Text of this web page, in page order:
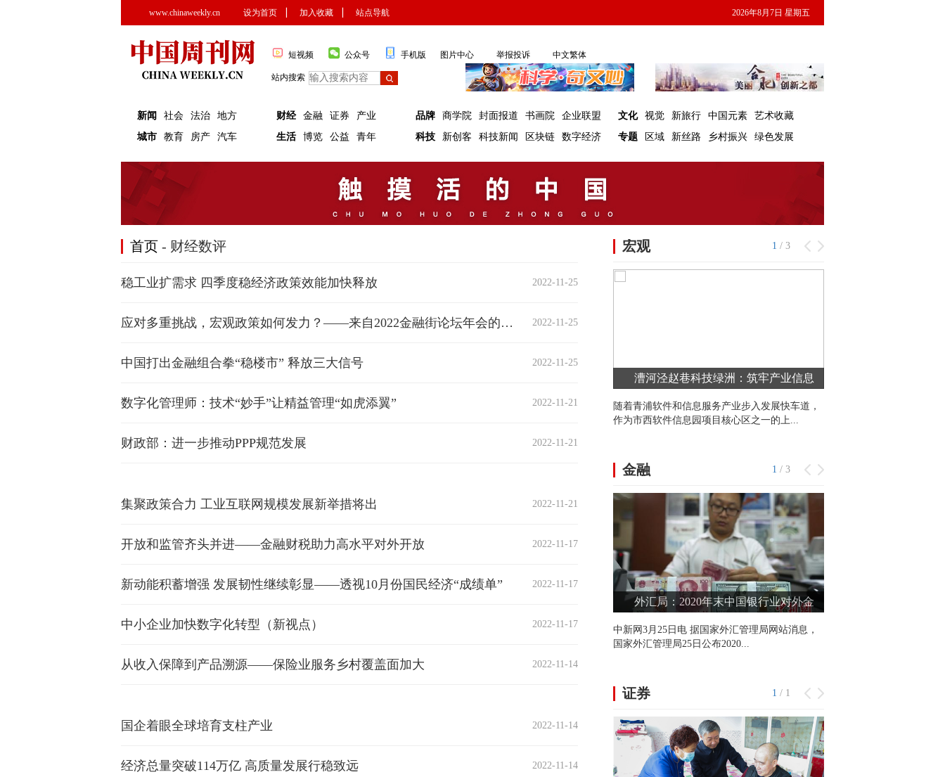
www.chinaweekly.cn 设为首页 加入收藏 站点导航 2026年8月7日 星期五
短视频 公众号 手机版 图片中心 举报投诉 中文繁体
站内搜索
新闻 社会 法治
地方
城市
教育 房产 汽车
财经 金融 证券
产业
生活
博览 公益 青年
品牌 商学院 封面报道 书画院
企业联盟
科技
新创客 科技新闻 区块链 数字经济
文化 视觉 新旅行 中国元素
艺术收藏
专题
区域 新丝路 乡村振兴 绿色发展
首页 - 财经数评
稳工业扩需求 四季度稳经济政策效能加快释放 2022-11-25
应对多重挑战，宏观政策如何发力？——来自2022金融街论坛年会的观察 2022-11-25
中国打出金融组合拳“稳楼市” 释放三大信号 2022-11-25
数字化管理师：技术“妙手”让精益管理“如虎添翼” 2022-11-21
财政部：进一步推动PPP规范发展 2022-11-21
集聚政策合力 工业互联网规模发展新举措将出 2022-11-21
开放和监管齐头并进——金融财税助力高水平对外开放 2022-11-17
新动能积蓄增强 发展韧性继续彰显——透视10月份国民经济“成绩单” 2022-11-17
中小企业加快数字化转型（新视点） 2022-11-17
从收入保障到产品溯源——保险业服务乡村覆盖面加大 2022-11-14
国企着眼全球培育支柱产业 2022-11-14
经济总量突破114万亿 高质量发展行稳致远 2022-11-14
宏观
漕河泾赵巷科技绿洲：筑牢产业信息
高地 助力青东联动发展
随着青浦软件和信息服务产业步入发展快车道，
作为市西软件信息园项目核心区之一的上...
1 / 3
金融
外汇局：2020年末中国银行业对外金
融资产13724亿美元
中新网3月25日电 据国家外汇管理局网站消息，
国家外汇管理局25日公布2020...
1 / 3
证券 1 / 1